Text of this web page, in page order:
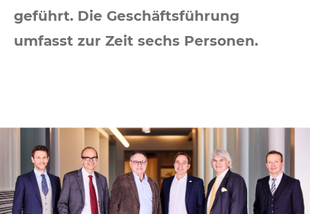
geführt. Die Geschäftsführung
umfasst zur Zeit sechs Personen.